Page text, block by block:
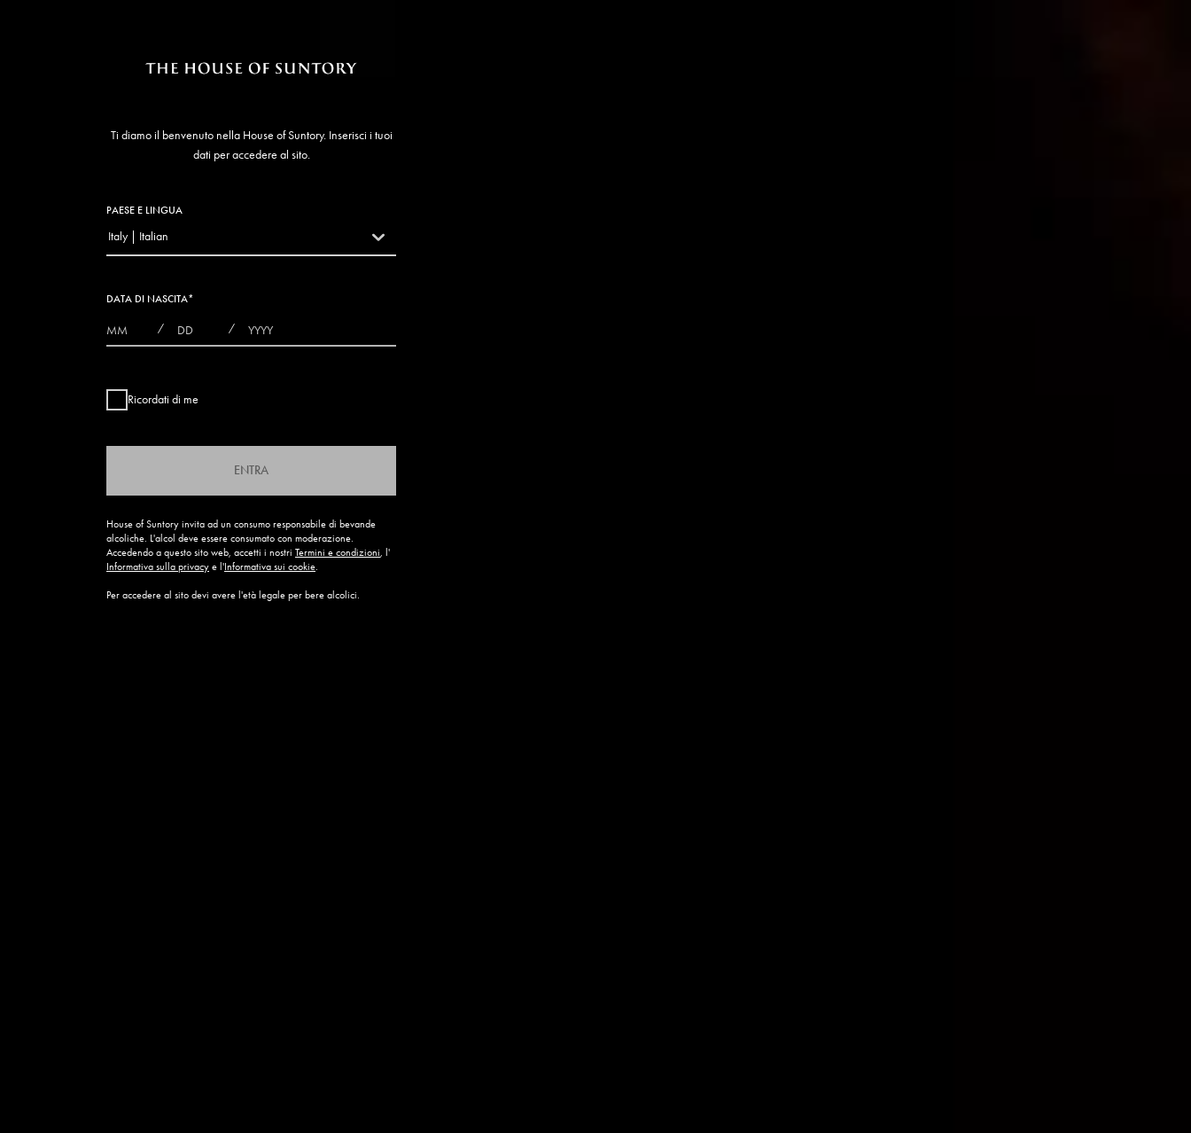
Ti diamo il benvenuto nella House of Suntory. Inserisci i tuoi
dati per accedere al sito.
PAESE E LINGUA
countryDropdown
Italy | Italian
DATA DI NASCITA*
MONTHS
/ DAYS / YEAR
Ricordati di me
ENTRA
House of Suntory invita ad un consumo responsabile di bevande
alcoliche. L'alcol deve essere consumato con moderazione.
Accedendo a questo sito web, accetti i nostri Termini e condizioni, l'
Informativa sulla privacy e l'Informativa sui cookie.
Per accedere al sito devi avere l'età legale per bere alcolici.